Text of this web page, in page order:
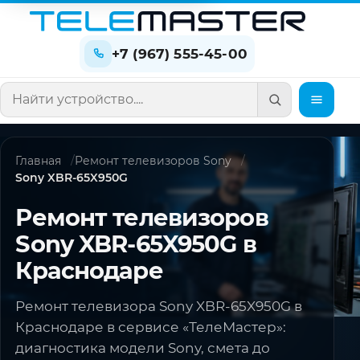
+7 (967) 555-45-00
Поиск по сайту
Главная
Ремонт телевизоров Sony
Sony XBR-65X950G
Ремонт телевизоров
Sony XBR-65X950G в
Краснодаре
Ремонт телевизора Sony XBR-65X950G в
Краснодаре в сервисе «ТелеМастер»:
диагностика модели Sony, смета до